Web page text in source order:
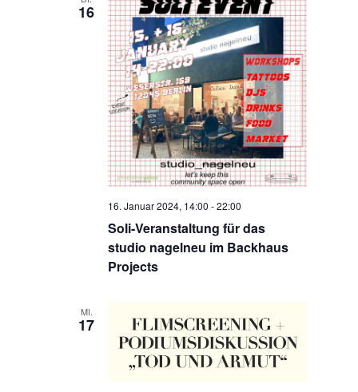
16
Soli-Veranstaltung für das
studio nagelneu im Backhaus
Projects
16. Januar 2024, 14:00 -22:00
MI.
17